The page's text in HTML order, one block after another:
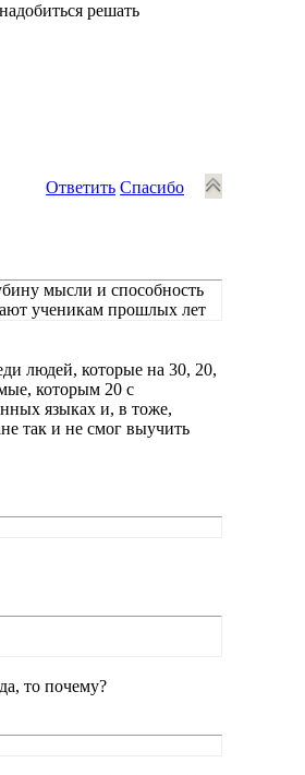
решать
Ответить Спасибо
мысли и способность
ученикам прошлых лет
людей, которые на 30, 20,
которым 20 с
языках и, в тоже,
так и не смог выучить
то почему?